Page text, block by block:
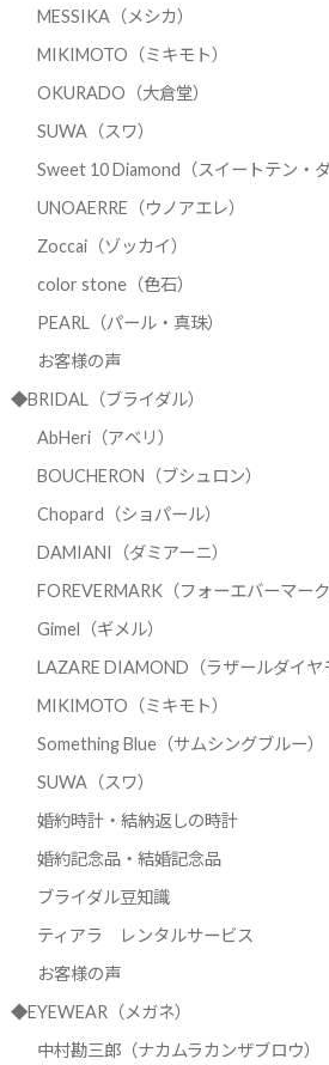
MESSIKA（メシカ）
MIKIMOTO（ミキモト）
OKURADO（大倉堂）
SUWA（スワ）
Sweet 10 Diamond（スイートテン・ダ
UNOAERRE（ウノアエレ）
Zoccai（ゾッカイ）
color stone（色石）
PEARL（パール・真珠）
お客様の声
◆BRIDAL（ブライダル）
AbHeri（アベリ）
BOUCHERON（ブシュロン）
Chopard（ショパール）
DAMIANI（ダミアーニ）
FOREVERMARK（フォーエバーマーク
Gimel（ギメル）
LAZARE DIAMOND（ラザールダイヤ
MIKIMOTO（ミキモト）
Something Blue（サムシングブルー）
SUWA（スワ）
婚約時計・結納返しの時計
婚約記念品・結婚記念品
ブライダル豆知識
ティアラ レンタルサービス
お客様の声
◆EYEWEAR（メガネ）
中村勘三郎（ナカムラカンザブロウ）